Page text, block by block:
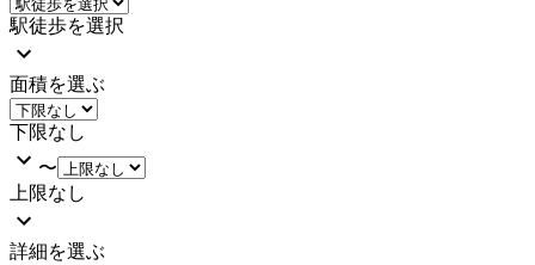
駅徒歩を選択
面積を選ぶ
下限なし
〜
上限なし
詳細を選ぶ